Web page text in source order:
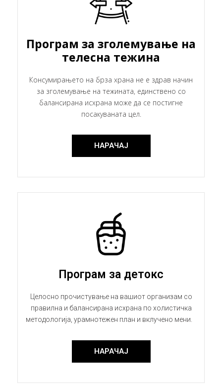
Програм за зголемување на
телесна тежина
Консумирањето на брза храна не е здрав начин
за зголемување на тежината, единствено со
балансирана исхрана може да се постигне
посакуваната цел.
НАРАЧАЈ
Програм за детокс
Целосно прочистување на вашиот организам со
правилна и балансирана исхрана по холистичка
методологија, урамнотежен план и вклучено мени.
НАРАЧАЈ